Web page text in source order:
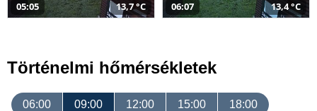
05:05 13,7 °C 06:07 13,4 °C
Történelmi hőmérsékletek
06:00 09:00 12:00 15:00 18:00